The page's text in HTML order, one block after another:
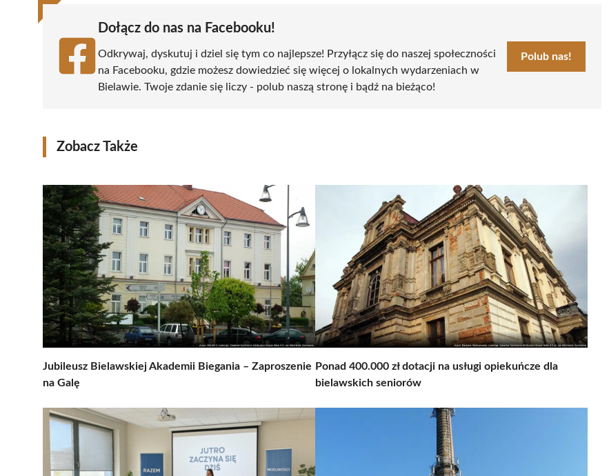
Dołącz do nas na Facebooku!
Odkrywaj, dyskutuj i dziel się tym co najlepsze! Przyłącz się do naszej społeczności
na Facebooku, gdzie możesz dowiedzieć się więcej o lokalnych wydarzeniach w
Bielawie. Twoje zdanie się liczy - polub naszą stronę i bądź na bieżąco!
Polub nas!
Zobacz Także
Jubileusz Bielawskiej Akademii Biegania – Zaproszenie
na Galę
Ponad 400.000 zł dotacji na usługi opiekuńcze dla
bielawskich seniorów